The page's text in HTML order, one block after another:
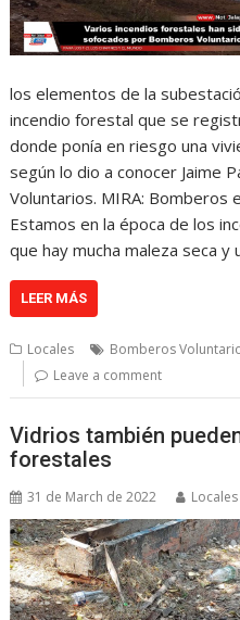
los elementos de la
incendio forestal que se
donde ponía en riesgo una
según lo dio a conocer Jaime
Voluntarios. MIRA: Bomberos
Estamos en la época de los
que hay mucha maleza seca
LEER MÁS
Locales Bomberos
Leave a comment
Vidrios también
forestales
31 de March de 2022 Locales